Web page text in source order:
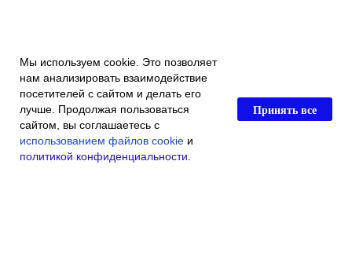
Главная Каталог магазина
Мы используем cookie. Это позволяет
нам анализировать взаимодействие
посетителей с сайтом и делать его
лучше. Продолжая пользоваться
сайтом, вы соглашаетесь с
использованием файлов cookie и
политикой конфиденциальности
Принять все